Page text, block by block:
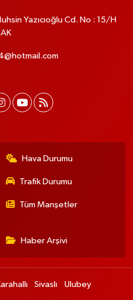
Yazıcıoğlu Cd. No : 15/H
Hava Durumu
Trafik Durumu
Tüm Manşetler
Haber Arşivi
Sivaslı Ulubey